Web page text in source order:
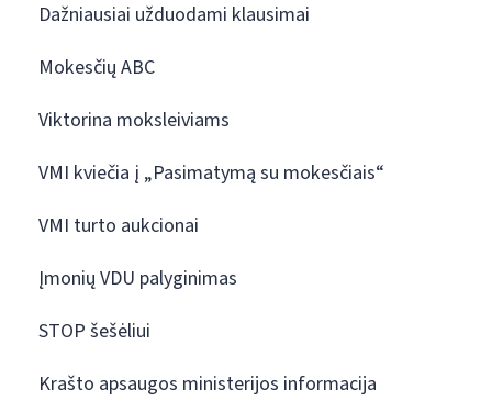
Dažniausiai užduodami klausimai
Mokesčių ABC
Viktorina moksleiviams
VMI kviečia į „Pasimatymą su mokesčiais“
VMI turto aukcionai
Įmonių VDU palyginimas
STOP šešėliui
Krašto apsaugos ministerijos informacija